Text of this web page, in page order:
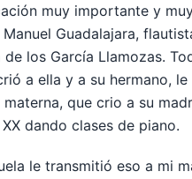
muy importante y
Guadalajara,
los García Llamozas.
a ella y a su hermano,
que crio a su
dando clases de piano.
le transmitió eso a mi